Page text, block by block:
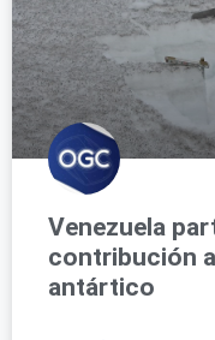
Venezuela
contribución
antártico